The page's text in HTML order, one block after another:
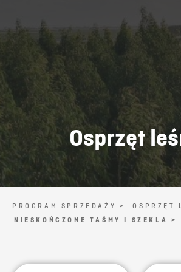
Osprzęt
PROGRAM SPRZEDAŻY >
OSPRZĘT
NIESKOŃCZONE TAŚMY I SZEKLA >